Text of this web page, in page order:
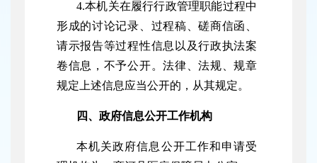
4.本机关在履行行政管理职能过程中
形成的讨论记录、过程稿、磋商信函、
请示报告等过程性信息以及行政执法案
卷信息，不予公开。法律、法规、规章
规定上述信息应当公开的，从其规定。
四、政府信息公开工作机构
本机关政府信息公开工作和申请受